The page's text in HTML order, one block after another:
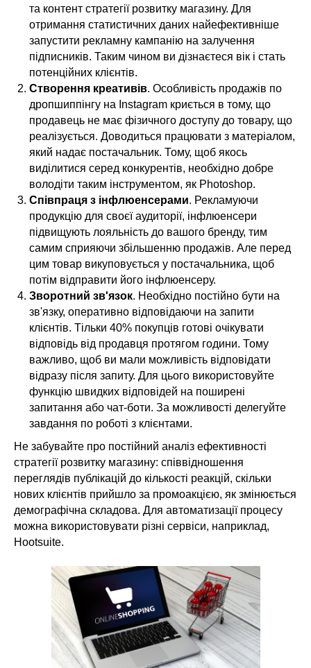
та контент стратегії розвитку магазину. Для
отримання статистичних даних найефективніше
запустити рекламну кампанію на залучення
підписників. Таким чином ви дізнаєтеся вік і стать
потенційних клієнтів.
Створення креативів. Особливість продажів по
дропшиппінгу на Instagram криється в тому, що
продавець не має фізичного доступу до товару, що
реалізується. Доводиться працювати з матеріалом,
який надає постачальник. Тому, щоб якось
виділитися серед конкурентів, необхідно добре
володіти таким інструментом, як Photoshop.
Співпраця з інфлюенсерами. Рекламуючи
продукцію для своєї аудиторії, інфлюенсери
підвищують лояльність до вашого бренду, тим
самим сприяючи збільшенню продажів. Але перед
цим товар викуповується у постачальника, щоб
потім відправити його інфлюенсеру.
Зворотний зв'язок. Необхідно постійно бути на
зв'язку, оперативно відповідаючи на запити
клієнтів. Тільки 40% покупців готові очікувати
відповідь від продавця протягом години. Тому
важливо, щоб ви мали можливість відповідати
відразу після запиту. Для цього використовуйте
функцію швидких відповідей на поширені
запитання або чат-боти. За можливості делегуйте
завдання по роботі з клієнтами.
Не забувайте про постійний аналіз ефективності
стратегії розвитку магазину: співвідношення
переглядів публікацій до кількості реакцій, скільки
нових клієнтів прийшло за промоакцією, як змінюється
демографічна складова. Для автоматизації процесу
можна використовувати різні сервіси, наприклад,
Hootsuite.